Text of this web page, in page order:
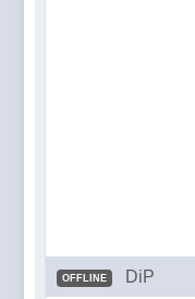
OFFLINE DiP